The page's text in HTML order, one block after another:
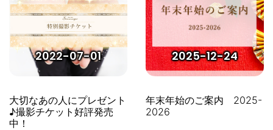
2022-07-01
大切なあの人にプレゼント
♪撮影チケット好評発売
中！
2025-12-24
年末年始のご案内 2025-
2026